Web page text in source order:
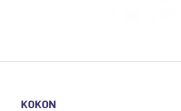
KOKON